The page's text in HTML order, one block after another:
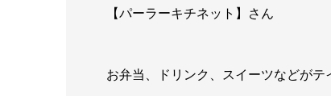
【パーラーキチネット】さん
お弁当、ドリンク、スイーツなどがテ